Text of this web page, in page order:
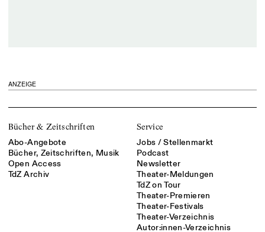
ANZEIGE
Bücher & Zeitschriften
Abo-Angebote
Bücher, Zeitschriften, Musik
Open Access
TdZ Archiv
Service
Jobs / Stellenmarkt
Podcast
Newsletter
Theater-Meldungen
TdZ on Tour
Theater-Premieren
Theater-Festivals
Theater-Verzeichnis
Autor:innen-Verzeichnis